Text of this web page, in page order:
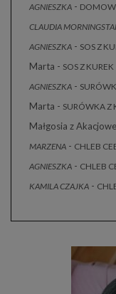
AGNIESZKA -
CLAUDIA
AGNIESZKA - SOS Z
Marta - SOS Z KUREK
AGNIESZKA -
Marta - SURÓWKA Z
Małgosia z
MARZENA - CHLEB
AGNIESZKA - CHLEB
KAMILA CZAJKA -